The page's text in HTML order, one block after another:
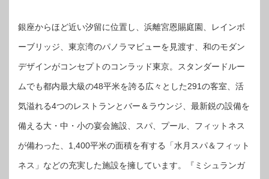
銀座からほど近い汐留に位置し、浜離宮恩賜庭園、レインボ
ーブリッジ、東京湾のパノラマビューを見渡す、和のモダン
デザインがコンセプトのコンラッド東京。スタンダードルー
ムでも都内最大級の48平米を誇る広々とした291の客室、活
気溢れる4つのレストランとバー＆ラウンジ、最新鋭の設備を
備える大・中・小の宴会施設、スパ、プール、フィットネス
が備わった、1,400平米の面積を有する「水月スパ＆フィット
ネス」などの充実した施設を擁しています。『ミシュランガ